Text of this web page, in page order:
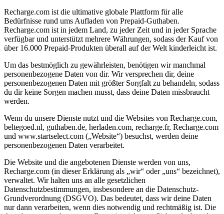
Recharge.com ist die ultimative globale Plattform für alle
Bedürfnisse rund ums Aufladen von Prepaid-Guthaben.
Recharge.com ist in jedem Land, zu jeder Zeit und in jeder Sprache
verfügbar und unterstützt mehrere Währungen, sodass der Kauf von
über 16.000 Prepaid-Produkten überall auf der Welt kinderleicht ist.
Um das bestmöglich zu gewährleisten, benötigen wir manchmal
personenbezogene Daten von dir. Wir versprechen dir, deine
personenbezogenen Daten mit größter Sorgfalt zu behandeln, sodass
du dir keine Sorgen machen musst, dass deine Daten missbraucht
werden.
Wenn du unsere Dienste nutzt und die Websites von Recharge.com,
beltegoed.nl, guthaben.de, herladen.com, recharge.fr, Recharge.com
und www.startselect.com („Website“) besuchst, werden deine
personenbezogenen Daten verarbeitet.
Die Website und die angebotenen Dienste werden von uns,
Recharge.com (in dieser Erklärung als „wir“ oder „uns“ bezeichnet),
verwaltet. Wir halten uns an alle gesetzlichen
Datenschutzbestimmungen, insbesondere an die Datenschutz-
Grundverordnung (DSGVO). Das bedeutet, dass wir deine Daten
nur dann verarbeiten, wenn dies notwendig und rechtmäßig ist. Die